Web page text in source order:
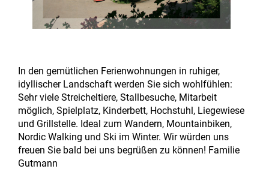
In den gemütlichen Ferienwohnungen in ruhiger,
idyllischer Landschaft werden Sie sich wohlfühlen:
Sehr viele Streicheltiere, Stallbesuche, Mitarbeit
möglich, Spielplatz, Kinderbett, Hochstuhl, Liegewiese
und Grillstelle. Ideal zum Wandern, Mountainbiken,
Nordic Walking und Ski im Winter. Wir würden uns
freuen Sie bald bei uns begrüßen zu können! Familie
Gutmann